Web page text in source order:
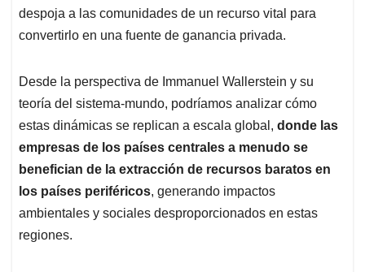
despoja a las comunidades de un recurso vital para
convertirlo en una fuente de ganancia privada.
Desde la perspectiva de Immanuel Wallerstein y su
teoría del sistema-mundo, podríamos analizar cómo
estas dinámicas se replican a escala global, donde las
empresas de los países centrales a menudo se
benefician de la extracción de recursos baratos en
los países periféricos, generando impactos
ambientales y sociales desproporcionados en estas
regiones.